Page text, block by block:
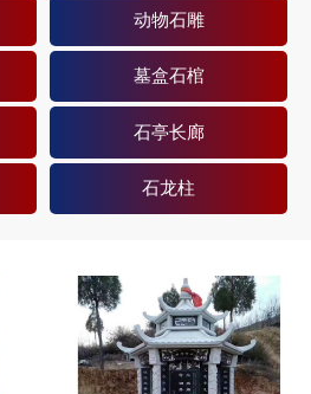
动物石雕
墓盒石棺
石亭长廊
石龙柱